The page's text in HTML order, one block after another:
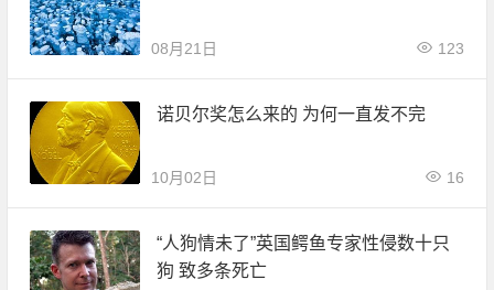
08月21日 123
诺贝尔奖怎么来的 为何一直发不完
10月02日 16
“人狗情未了”英国鳄鱼专家性侵数十只
狗 致多条死亡